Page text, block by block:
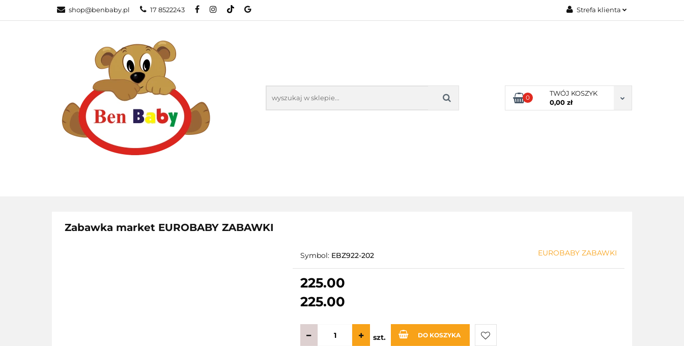
shop@benbaby.pl 17 8522243 Strefa klienta
0
TWÓJ KOSZYK
0,00 zł
Zabawka market EUROBABY ZABAWKI
Symbol: EBZ922-202 EUROBABY ZABAWKI
225.00
225.00
szt. DO KOSZYKA